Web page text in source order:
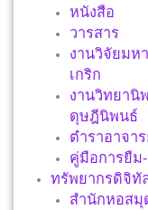
หนังสือ
วารสาร
งานวิจัยมห
เกริก
งานวิทยานิ
ดุษฎีนิพนธ์
ตำราอาจา
คู่มือการยืม
ทรัพยากรดิจิทั
สำนักหอสมุ